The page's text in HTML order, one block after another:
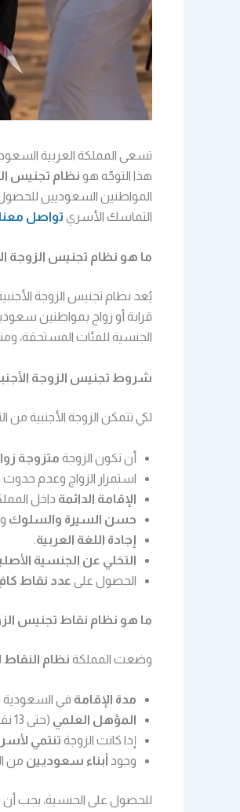
تسعى المملكة العربية
هذا التوجّه هو نظام تجنيس
المواطنين السعوديين
التماسك الأسري تواصل معنا
ما هو نظام تجنيس الزوجة
يُعد نظام تجنيس الزوجة
قرابة أو زواج بمواطنين
الجنسية للفئات المستحقة،
شروط تجنيس الزوجة
لكي تتمكن الزوجة الأجنبية من
أن تكون الزوجة متزوجة
استمرار الزواج وعدم حدوث
الإقامة الدائمة داخل
حسن السيرة والسلوك
إجادة اللغة العربية
التخلي عن الجنسية
الحصول على عدد نقاط
ما هو نظام نقاط تجنيس
وضعت المملكة نظام النقاط
مدة الإقامة في السعودية (تصل
المؤهل العلمي (حتى 13 نقطة للدكتوراه، 10 للماجستير، 5 للبكالوريوس).
إذا كانت الزوجة تنتمي
وجود أبناء سعوديين من
للحصول على الجنسية، يجب